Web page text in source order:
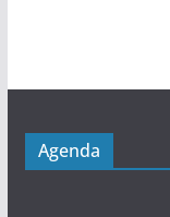
Agenda